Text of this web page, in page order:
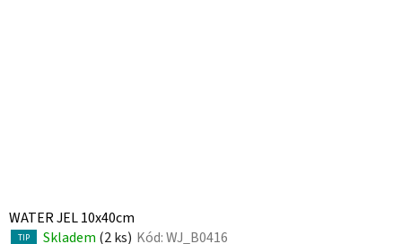
WATER JEL 10x40cm
TIP Skladem (2 ks) Kód:WJ_B0416